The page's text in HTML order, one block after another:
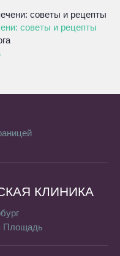
советы и рецепты
КЛИНИКА
Площадь